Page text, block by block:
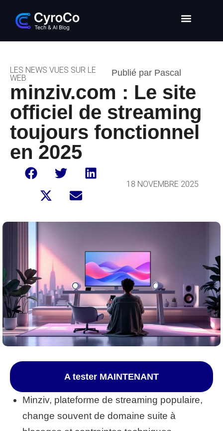
LES NEWS VUES SUR LE
WEB
Publié par Pascal
minziv.com : Le site
officiel de streaming
toujours fonctionnel
en 2025
18 NOVEMBRE 2025
A tester MAINTENANT
Minziv, plateforme de streaming populaire,
change souvent de domaine suite à